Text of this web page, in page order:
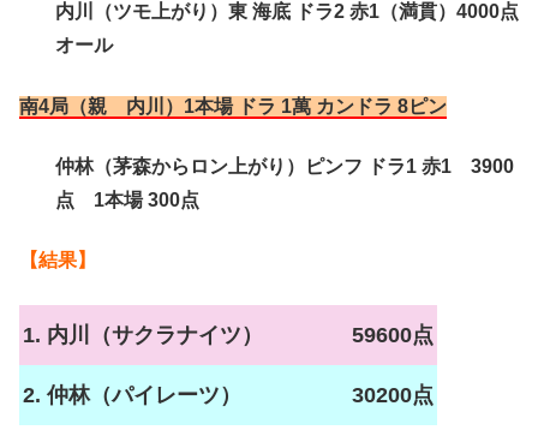
内川（ツモ上がり）東 海底 ドラ2 赤1（満貫）4000点
オール
南4局（親 内川）1本場 ドラ 1萬 カンドラ 8ピン
仲林（茅森からロン上がり）ピンフ ドラ1 赤1 3900
点 1本場 300点
【結果】
1. 内川（サクラナイツ） 59600点
2. 仲林（パイレーツ） 30200点